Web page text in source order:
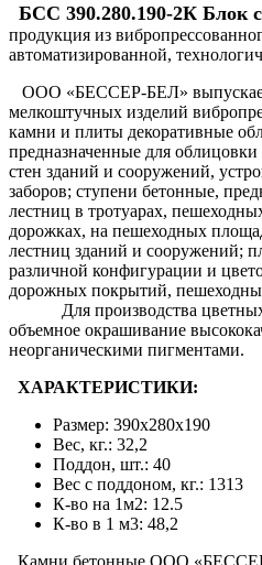
БСС 390.280.190-2К Блок
продукция из
автоматизированной,
ООО «БЕССЕР-БЕЛ»
мелкоштучных изделий
камни и плиты декоративные
предназначенные для
стен зданий и сооружений,
заборов; ступени бетонные,
лестниц в тротуарах,
дорожках, на пешеходных
лестниц зданий и сооружений;
различной конфигурации и
дорожных покрытий,
Для производства цветных
объемное окрашивание
неорганическими пигментами.
ХАРАКТЕРИСТИКИ:
Размер: 390x280x190
Вес, кг.: 32,2
Поддон, шт.: 40
Вес c поддоном, кг.: 1313
К-во на 1м2: 12.5
К-во в 1 м3: 48,2
Камни бетонные ООО